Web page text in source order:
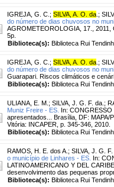
IGREJA, G. C. ; SILVA, A. O. da ;
do número de dias chuvosos no
AGROMETEOROLOGIA, 17.,
5p.
Biblioteca(s): Biblioteca Rui
IGREJA, G. C. ; SILVA, A. O. da ;
do número de dias chuvosos no
Guarapari. Riscos climáticos e
Biblioteca(s): Biblioteca Rui
ULIANA, E. M. ; SILVA, J. G. F. da. ;
Muniz Freire - ES. In:
apresentados... Brasília, DF: MAPA/
Vitória: INCAPER, p. 345-346, 2010.
Biblioteca(s): Biblioteca Rui
RAMOS, H. E. dos A. ; SILVA, J. G.
o município de Linhares - ES. In:
LATINOAMERICANO Y DEL
desenvolvimento das pequenas
Biblioteca(s): Biblioteca Rui